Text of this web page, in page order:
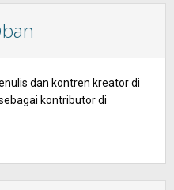
dan kontren kreator di
kontributor di